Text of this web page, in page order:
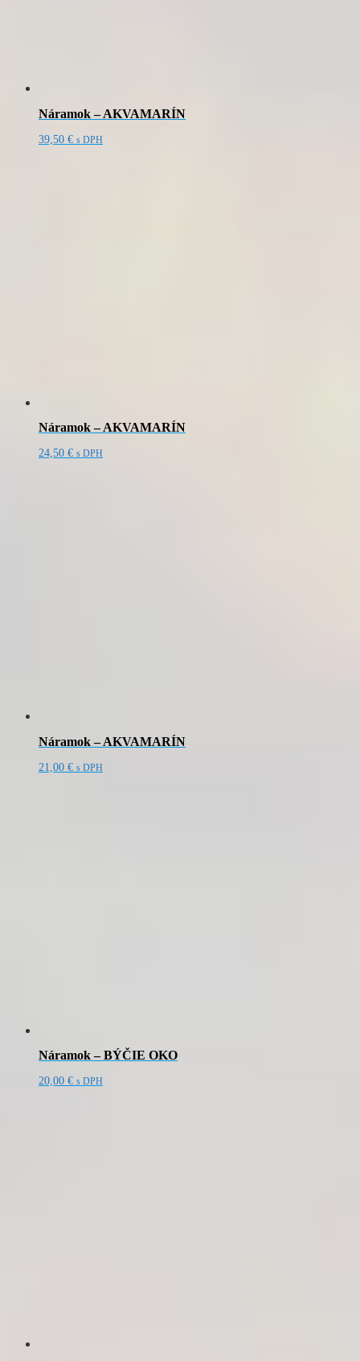
Náramok – AKVAMARÍN
39,50 € s DPH
Náramok – AKVAMARÍN
24,50 € s DPH
Náramok – AKVAMARÍN
21,00 € s DPH
Náramok – BÝČIE OKO
20,00 € s DPH